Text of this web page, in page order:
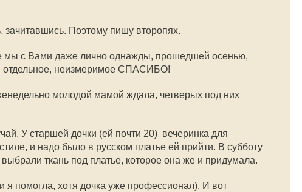
зачитавшись. Поэтому пишу второпях.
мы с Вами даже лично однажды, прошедшей осенью,
отдельное, неизмеримое СПАСИБО!
молодой мамой ждала, четверых под них
У старшей дочки (ей почти 20)  вечеринка для
и надо было в русском платье ей прийти. В субботу
ткань под платье, которое она же и придумала.
я помогла, хотя дочка уже профессионал). И вот